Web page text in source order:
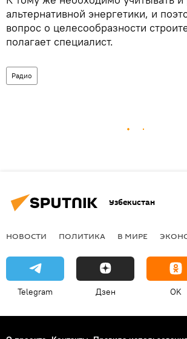
альтернативной энергетики, и
вопрос о целесообразности
полагает специалист.
Радио
Узбекистан
НОВОСТИ ПОЛИТИКА В МИРЕ
Telegram Дзен OK